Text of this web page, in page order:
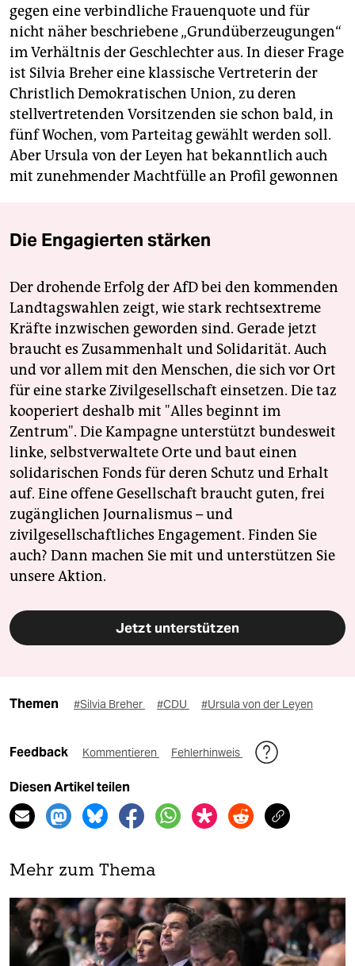
gegen eine verbindliche Frauenquote und für
nicht näher beschriebene „Grundüberzeugungen“
im Verhältnis der Geschlechter aus. In dieser Frage
ist Silvia Breher eine klassische Vertreterin der
Christlich Demokratischen Union, zu deren
stellvertretenden Vorsitzenden sie schon bald, in
fünf Wochen, vom Parteitag gewählt werden soll.
Aber Ursula von der Leyen hat bekanntlich auch
mit zunehmender Machtfülle an Profil gewonnen
Die Engagierten stärken
Der drohende Erfolg der AfD bei den kommenden
Landtagswahlen zeigt, wie stark rechtsextreme
Kräfte inzwischen geworden sind. Gerade jetzt
braucht es Zusammenhalt und Solidarität. Auch
und vor allem mit den Menschen, die sich vor Ort
für eine starke Zivilgesellschaft einsetzen. Die taz
kooperiert deshalb mit "Alles beginnt im
Zentrum". Die Kampagne unterstützt bundesweit
linke, selbstverwaltete Orte und baut einen
solidarischen Fonds für deren Schutz und Erhalt
auf. Eine offene Gesellschaft braucht guten, frei
zugänglichen Journalismus – und
zivilgesellschaftliches Engagement. Finden Sie
auch? Dann machen Sie mit und unterstützen Sie
unsere Aktion.
Jetzt unterstützen
Themen #Silvia Breher #CDU #Ursula von der Leyen
Feedback Kommentieren Fehlerhinweis
Diesen Artikel teilen
Mehr zum Thema